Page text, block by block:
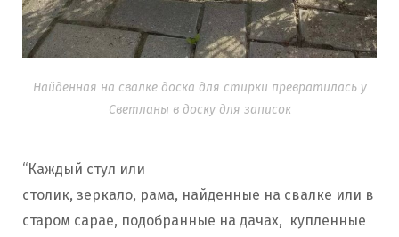
Найденная на свалке доска для стирки превратилась у
Светланы в доску для записок
“Каждый стул или
столик, зеркало, рама, найденные на свалке или в
старом сарае, подобранные на дачах, купленные